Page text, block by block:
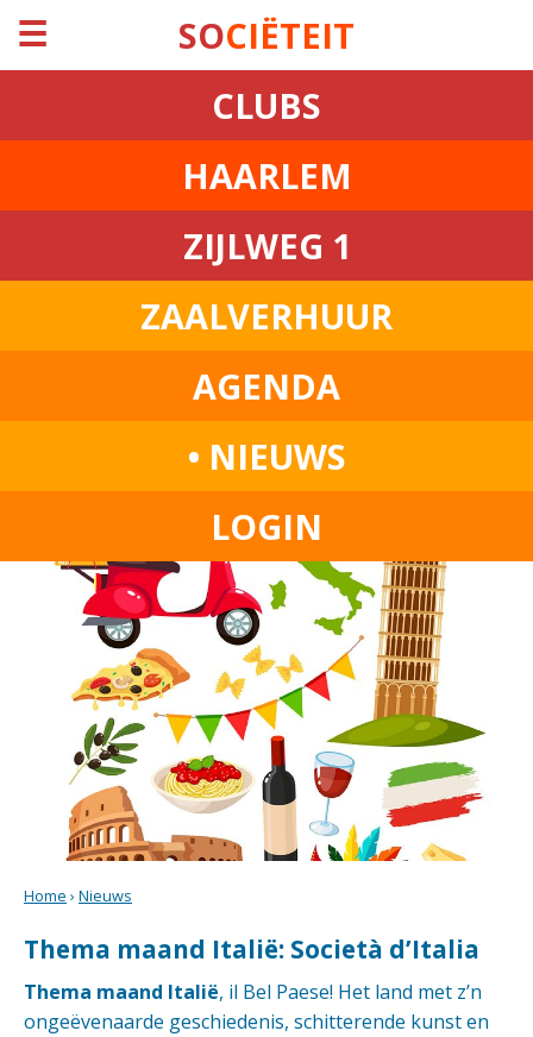
☰ SOCIËTEIT
CLUBS
HAARLEM
ZIJLWEG 1
ZAALVERHUUR
AGENDA
• NIEUWS
LOGIN
Home › Nieuws
Thema maand Italië: Società d’Italia
Thema maand Italië, il Bel Paese! Het land met z’n
ongeëvenaarde geschiedenis, schitterende kunst en